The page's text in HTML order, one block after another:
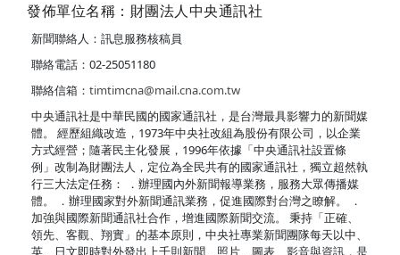
發佈單位名稱：財團法人中央通訊社
新聞聯絡人：訊息服務核稿員
聯絡電話：02-25051180
聯絡信箱： timtimcna@mail.cna.com.tw
中央通訊社是中華民國的國家通訊社，是台灣最具影響力的新聞媒
體。 經歷組織改造，1973年中央社改組為股份有限公司，以企業
方式經營；隨著民主化發展，1996年依據「中央通訊社設置條
例」改制為財團法人，定位為全民共有的國家通訊社，獨立超然執
行三大法定任務： ．辦理國內外新聞報導業務，服務大眾傳播媒
體。 ．辦理國家對外新聞通訊業務，促進國際對台灣之瞭解。 ．
加強與國際新聞通訊社合作，增進國際新聞交流。 秉持「正確、
領先、客觀、翔實」的基本原則，中央社專業新聞團隊每天以中、
英、日文即時對外發出上千則新聞、照片、圖表、影音與資訊，是